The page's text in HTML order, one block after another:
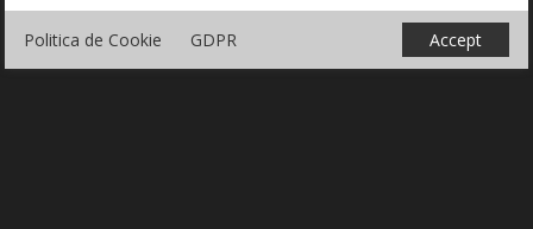
Politica de Cookie GDPR Accept